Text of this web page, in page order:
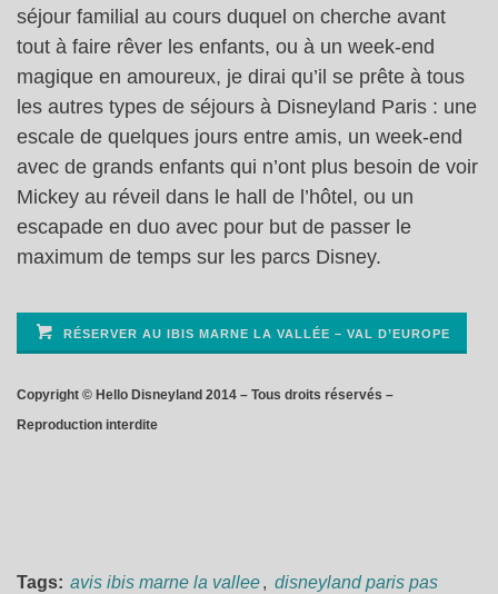
séjour familial au cours duquel on cherche avant
tout à faire rêver les enfants, ou à un week-end
magique en amoureux, je dirai qu’il se prête à tous
les autres types de séjours à Disneyland Paris : une
escale de quelques jours entre amis, un week-end
avec de grands enfants qui n’ont plus besoin de voir
Mickey au réveil dans le hall de l’hôtel, ou un
escapade en duo avec pour but de passer le
maximum de temps sur les parcs Disney.
RÉSERVER AU IBIS MARNE LA VALLÉE – VAL D’EUROPE
Copyright © Hello Disneyland 2014 – Tous droits réservés –
Reproduction interdite
Tags: avis ibis marne la vallee, disneyland paris pas